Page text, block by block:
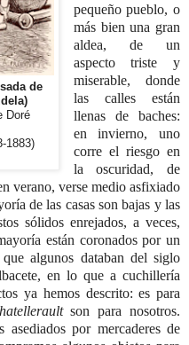
de
Doré
1883)
pequeño pueblo, o
más bien una gran
aldea, de un
aspecto triste y
miserable, donde
las calles están
llenas de baches:
en invierno, uno
corre el riesgo en
la oscuridad, de
verano, verse medio asfixiado
de las casas son bajas y las
sólidos enrejados, a veces,
están coronados por un
algunos databan del siglo
en lo que a cuchillería
ya hemos descrito: es para
son para nosotros.
por mercaderes de